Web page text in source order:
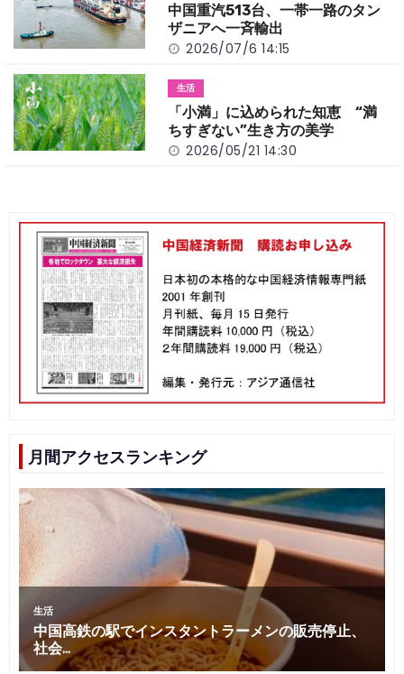
中国重汽513台、一帯一路のタン
ザニアへ一斉輸出
2026/07/6 14:15
生活
「小満」に込められた知恵 “満
ちすぎない”生き方の美学
2026/05/21 14:30
月間アクセスランキング